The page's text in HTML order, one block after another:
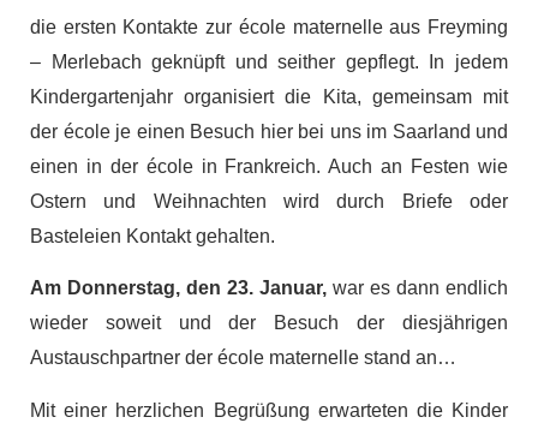
die ersten Kontakte zur école maternelle aus Freyming
– Merlebach geknüpft und seither gepflegt. In jedem
Kindergartenjahr organisiert die Kita, gemeinsam mit
der école je einen Besuch hier bei uns im Saarland und
einen in der école in Frankreich. Auch an Festen wie
Ostern und Weihnachten wird durch Briefe oder
Basteleien Kontakt gehalten.
Am Donnerstag, den 23. Januar, war es dann endlich
wieder soweit und der Besuch der diesjährigen
Austauschpartner der école maternelle stand an…
Mit einer herzlichen Begrüßung erwarteten die Kinder